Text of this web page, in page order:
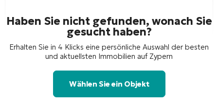
Haben Sie nicht gefunden, wonach Sie
gesucht haben?
Erhalten Sie in 4 Klicks eine persönliche Auswahl der besten
und aktuellsten Immobilien auf Zypern
Wählen Sie ein Objekt